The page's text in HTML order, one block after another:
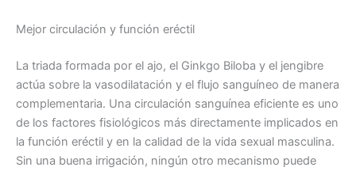
Mejor circulación y función eréctil
La triada formada por el ajo, el Ginkgo Biloba y el jengibre
actúa sobre la vasodilatación y el flujo sanguíneo de manera
complementaria. Una circulación sanguínea eficiente es uno
de los factores fisiológicos más directamente implicados en
la función eréctil y en la calidad de la vida sexual masculina.
Sin una buena irrigación, ningún otro mecanismo puede